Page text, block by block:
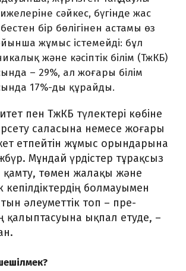
сәйкес, бүгінде жас
бір бөлігінен астамы өз
жұмыс істемейді: бұл
және кәсіптік білім (ТжКБ)
– 29%, ал жоғары білім
17%-ды құрайды.
пен ТжКБ түлектері көбіне
саласына немесе жоғары
етпейтін жұмыс орындарына
Мұндай үр­дістер тұрақсыз
төмен жалақы және
кепілдіктердің болмауымен
әлеуметтік топ – пре­
қалыптасуына ықпал етуде, –